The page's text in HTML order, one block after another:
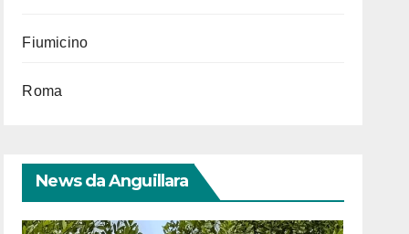
Fiumicino
Roma
News da Anguillara